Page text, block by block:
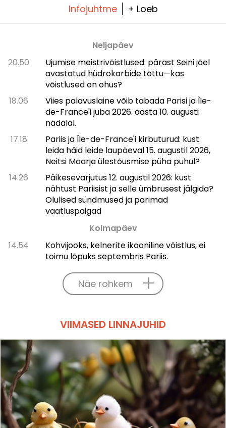
Infojuhtme + Loeb
Neljapäev
20.50
Ujumise meistrivõistlused: pärast Seini jõel
avastatud hüdrokarbide tõttu—kas
võistlused on ohus?
18.06
Viies palavuslaine võib tabada Parisi ja Île-
de-France'i juba 2026. aasta 10. augusti
nädalal.
17.18
Pariis ja Île-de-France'i kirbuturud: kust
leida häid leide laupäeval 15. augustil 2026,
Neitsi Maarja ülestõusmise püha puhul?
14.26
Päikesevarjutus 12. augustil 2026: kust
nähtust Pariisist ja selle ümbrusest jälgida?
Olulised sündmused ja parimad
vaatluspaigad
Kolmapäev
14.54
Kohvijooks, kelnerite ikooniline võistlus, ei
toimu lõpuks septembris Pariis.
Näe rohkem
VIIMASED LINNAJUHID